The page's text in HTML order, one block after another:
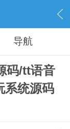
导航
码/tt语音
系统源码